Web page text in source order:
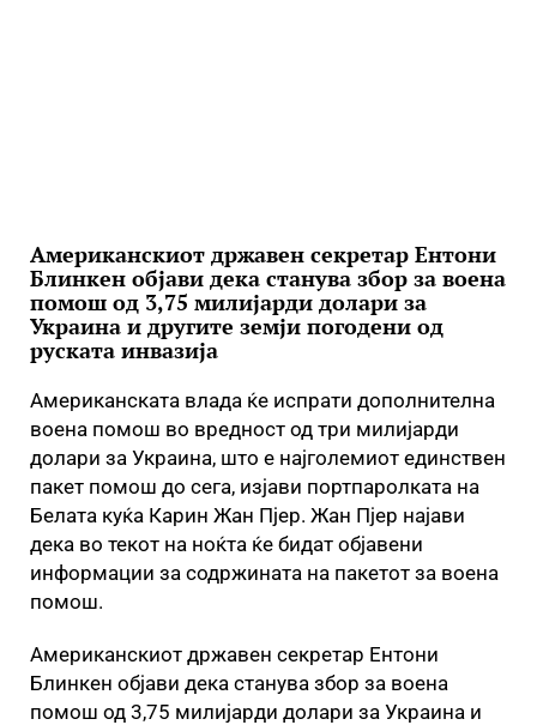
Американскиот државен секретар Eнтони
Блинкен објави дека станува збор за воена
помош од 3,75 милијарди долари за
Украина и другите земји погодени од
руската инвазија
Американската влада ќе испрати дополнителна
воена помош во вредност од три милијарди
долари за Украина, што е најголемиот единствен
пакет помош до сега, изјави портпаролката на
Белата куќа Карин Жан Пјер. Жан Пјер најави
дека во текот на ноќта ќе бидат објавени
информации за содржината на пакетот за воена
помош.
Американскиот државен секретар Eнтони
Блинкен објави дека станува збор за воена
помош од 3,75 милијарди долари за Украина и